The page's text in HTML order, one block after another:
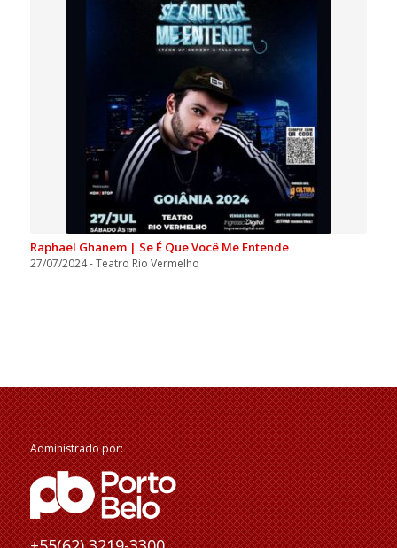
Raphael Ghanem | Se É Que Você Me Entende
27/07/2024 - Teatro Rio Vermelho
Administrado por: